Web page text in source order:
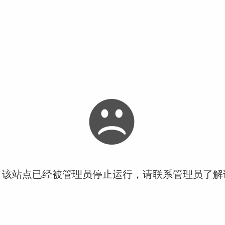
站点已经被管理员停止运行，请联系管理员了